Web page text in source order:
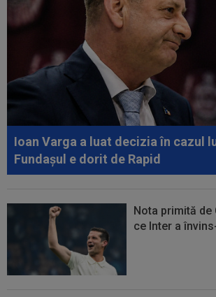
Ioan Varga a luat decizia în cazul
Fundașul e dorit de Rapid
Nota primită de
ce Inter a